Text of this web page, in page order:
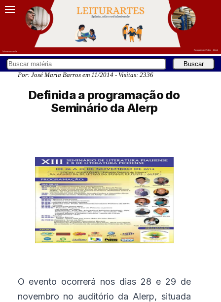
Por: José Maria Barros em 11/2014 - Visitas: 2336
Definida a programação do
Seminário da Alerp
O evento ocorrerá nos dias 28 e 29 de
novembro no auditório da Alerp, situada